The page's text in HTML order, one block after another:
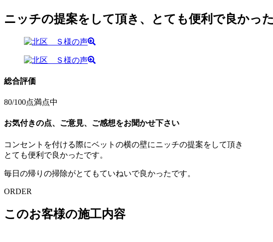
ニッチの提案をして頂き、とても便利で良かっ
総合評価
80/100点満点中
お気付きの点、ご意見、ご感想をお聞かせ下さい
コンセントを付ける際にベットの横の壁にニッチの提案をして頂き
とても便利で良かったです。
毎日の帰りの掃除がとてもていねいで良かったです。
ORDER
このお客様の施工内容